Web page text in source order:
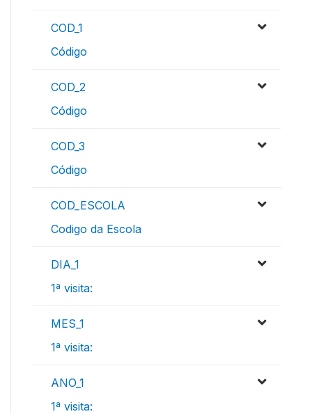
COD_1
Código
COD_2
Código
COD_3
Código
COD_ESCOLA
Codigo da Escola
DIA_1
1ª visita:
MES_1
1ª visita:
ANO_1
1ª visita: